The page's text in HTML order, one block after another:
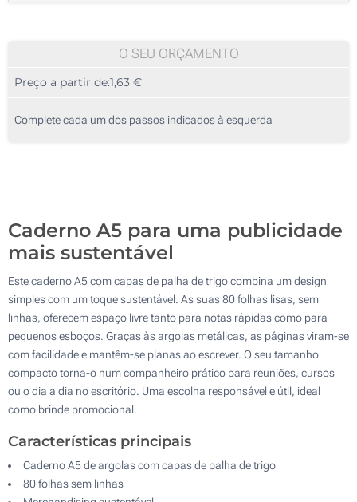
80
200
O SEU ORÇAMENTO
Preço a partir de:1,63 €
Complete cada um dos passos indicados à esquerda
Caderno A5 para uma publicidade
mais sustentável
Este caderno A5 com capas de palha de trigo combina um design
simples com um toque sustentável. As suas 80 folhas lisas, sem
linhas, oferecem espaço livre tanto para notas rápidas como para
pequenos esboços. Graças às argolas metálicas, as páginas viram-se
com facilidade e mantêm-se planas ao escrever. O seu tamanho
compacto torna-o num companheiro prático para reuniões, cursos
ou o dia a dia no escritório. Uma escolha responsável e útil, ideal
como brinde promocional.
Características principais
Caderno A5 de argolas com capas de palha de trigo
80 folhas sem linhas